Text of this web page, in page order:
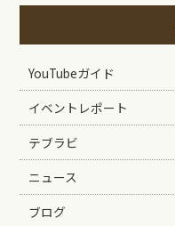
YouTubeガイド
イベントレポート
テブラビ
ニュース
ブログ